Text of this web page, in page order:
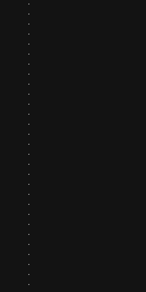
.
.
.
.
.
.
.
.
.
.
.
.
.
.
.
.
.
.
.
.
.
.
.
.
.
.
.
.